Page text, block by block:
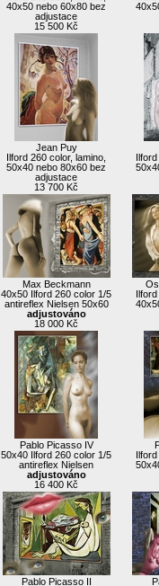
40x50 nebo 60x80 bez
adjustace
15 500 Kč
Jean Puy
Ilford 260 color, lamino,
50x40 nebo 80x60 bez
adjustace
13 700 Kč
Max Beckmann
40x50 Ilford 260 color 1/5
antireflex Nielsen 50x60
adjustováno
18 000 Kč
Pablo Picasso IV
50x40 Ilford 260 color 1/5
antireflex Nielsen
adjustováno
16 400 Kč
Pablo Picasso II